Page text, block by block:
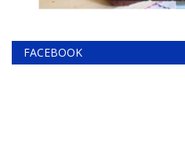
FACEBOOK